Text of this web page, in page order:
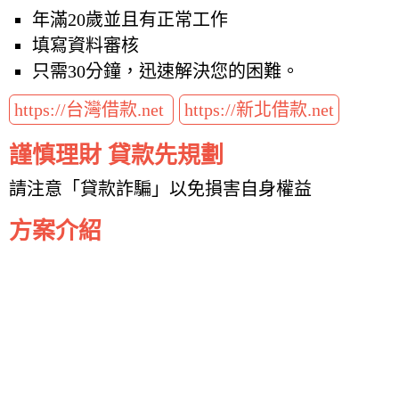
年滿20歲並且有正常工作
填寫資料審核
只需30分鐘，迅速解決您的困難。
https://台灣借款.net
https://新北借款.net
謹慎理財 貸款先規劃
請注意「貸款詐騙」以免損害自身權益
方案介紹